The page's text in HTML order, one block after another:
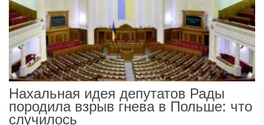
Нахальная идея депутатов Рады
породила взрыв гнева в Польше: что
случилось